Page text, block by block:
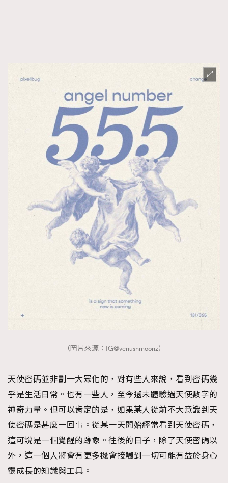
（圖片來源：IG@venusnmoonz）
天使密碼並非劃一大眾化的，對有些人來說，看到密碼幾
乎是生活日常。也有一些人，至今還未體驗過天使數字的
神奇力量。但可以肯定的是，如果某人從前不大意識到天
使密碼是甚麼一回事。從某一天開始經常看到天使密碼，
這可說是一個覺醒的跡象。往後的日子，除了天使密碼以
外，這一個人將會有更多機會接觸到一切可能有益於身心
靈成長的知識與工具。